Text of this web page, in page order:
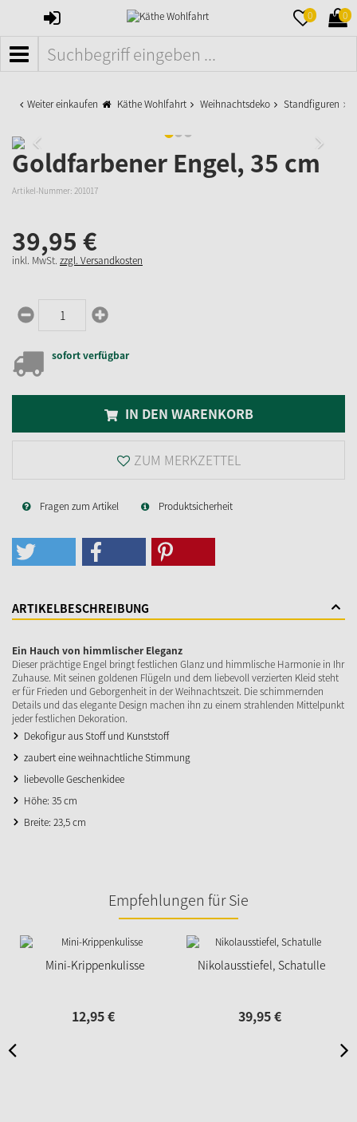
ANMELDEN 0 0
MENÜ
Weiter einkaufen Käthe Wohlfahrt Weihnachtsdeko Standfiguren
Goldfarbener Engel, 35 cm
Artikel-Nummer: 201017
39,95 €
inkl. MwSt. zzgl. Versandkosten
sofort verfügbar
IN DEN WARENKORB
ZUM MERKZETTEL
Fragen zum Artikel Produktsicherheit
ARTIKELBESCHREIBUNG
Ein Hauch von himmlischer Eleganz
Dieser prächtige Engel bringt festlichen Glanz und himmlische Harmonie in Ihr
Zuhause. Mit seinen goldenen Flügeln und dem liebevoll verzierten Kleid steht
er für Frieden und Geborgenheit in der Weihnachtszeit. Die schimmernden
Details und das elegante Design machen ihn zu einem strahlenden Mittelpunkt
jeder festlichen Dekoration.
Dekofigur aus Stoff und Kunststoff
zaubert eine weihnachtliche Stimmung
liebevolle Geschenkidee
Höhe: 35 cm
Breite: 23,5 cm
Empfehlungen für Sie
Mini-Krippenkulisse
12,95€
Nikolausstiefel, Schatulle
39,95€